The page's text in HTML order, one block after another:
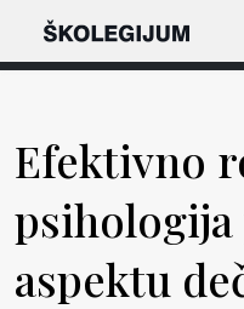
Efektivno
aspektu